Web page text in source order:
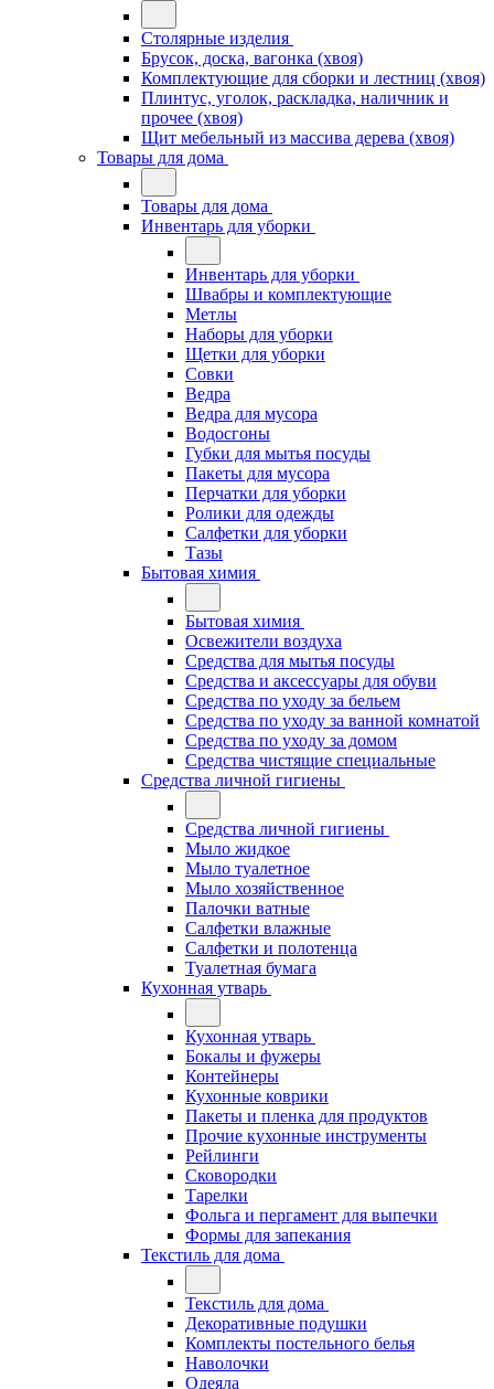
Столярные изделия
Брусок, доска, вагонка (хвоя)
Комплектующие для сборки и лестниц (хвоя)
Плинтус, уголок, раскладка, наличник и
прочее (хвоя)
Щит мебельный из массива дерева (хвоя)
Товары для дома
Товары для дома
Инвентарь для уборки
Инвентарь для уборки
Швабры и комплектующие
Метлы
Наборы для уборки
Щетки для уборки
Совки
Ведра
Ведра для мусора
Водосгоны
Губки для мытья посуды
Пакеты для мусора
Перчатки для уборки
Ролики для одежды
Салфетки для уборки
Тазы
Бытовая химия
Бытовая химия
Освежители воздуха
Средства для мытья посуды
Средства и аксессуары для обуви
Средства по уходу за бельем
Средства по уходу за ванной комнатой
Средства по уходу за домом
Средства чистящие специальные
Средства личной гигиены
Средства личной гигиены
Мыло жидкое
Мыло туалетное
Мыло хозяйственное
Палочки ватные
Салфетки влажные
Салфетки и полотенца
Туалетная бумага
Кухонная утварь
Кухонная утварь
Бокалы и фужеры
Контейнеры
Кухонные коврики
Пакеты и пленка для продуктов
Прочие кухонные инструменты
Рейлинги
Сковородки
Тарелки
Фольга и пергамент для выпечки
Формы для запекания
Текстиль для дома
Текстиль для дома
Декоративные подушки
Комплекты постельного белья
Наволочки
Одеяла